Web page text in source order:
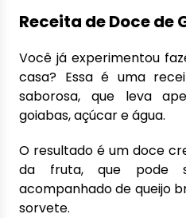
Receita de Doce de
Você já experimentou
casa? Essa é uma
saborosa, que leva
goiabas, açúcar e água.
O resultado é um doce
da fruta, que pode
acompanhado de queijo
sorvete.